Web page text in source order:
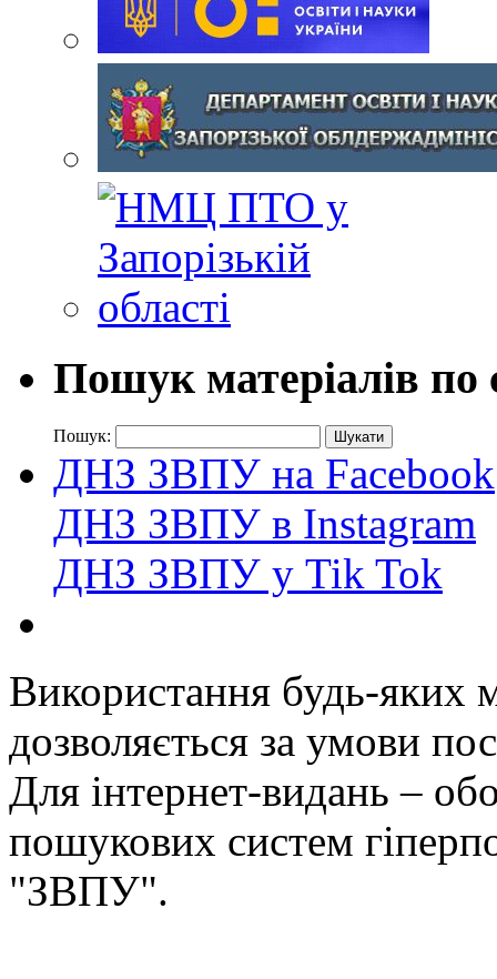
Пошук матеріалів по
Пошук:
ДНЗ ЗВПУ на Facebook
ДНЗ ЗВПУ в Instagram
ДНЗ ЗВПУ у Tik Tok
Використання будь-яких
дозволяється за умови
Для інтернет-видань –
пошукових систем
"ЗВПУ".